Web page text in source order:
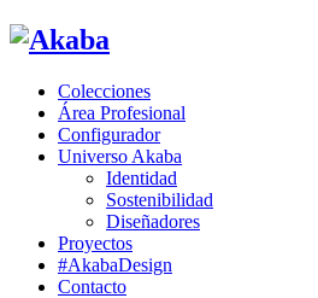
Colecciones
Área Profesional
Configurador
Universo Akaba
Identidad
Sostenibilidad
Diseñadores
Proyectos
#AkabaDesign
Contacto